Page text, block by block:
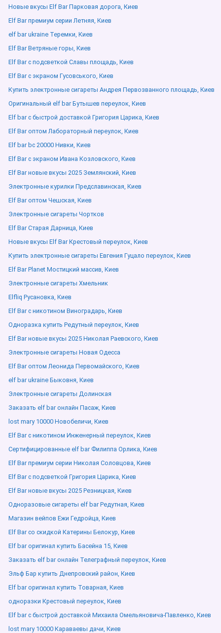
Новые вкусы Elf Bar Парковая дорога, Киев
Elf Bar премиум серии Летняя, Киев
elf bar ukraine Теремки, Киев
Elf Bar Ветряные горы, Киев
Elf Bar с подсветкой Славы площадь, Киев
Elf Bar с экраном Гусовського, Киев
Купить электронные сигареты Андрея Первозванного площадь, Киев
Оригинальный elf bar Бутышев переулок, Киев
Elf bar с быстрой доставкой Григория Царика, Киев
Elf Bar оптом Лабораторный переулок, Киев
Elf bar bc 20000 Нивки, Киев
Elf Bar с экраном Ивана Козловского, Киев
Elf Bar новые вкусы 2025 Землянский, Киев
Электронные курилки Предславинская, Киев
Elf Bar оптом Чешская, Киев
Электронные сигареты Чортков
Elf Bar Старая Дарница, Киев
Новые вкусы Elf Bar Крестовый переулок, Киев
Купить электронные сигареты Евгения Гуцало переулок, Киев
Elf Bar Planet Мостицкий массив, Киев
Электронные сигареты Хмельник
Elfliq Русановка, Киев
Elf Bar с никотином Виноградарь, Киев
Одноразка купить Редутный переулок, Киев
Elf Bar новые вкусы 2025 Николая Раевского, Киев
Электронные сигареты Новая Одесса
Elf Bar оптом Леонида Первомайского, Киев
elf bar ukraine Быковня, Киев
Электронные сигареты Долинская
Заказать elf bar онлайн Пасаж, Киев
lost mary 10000 Новобеличи, Киев
Elf Bar с никотином Инженерный переулок, Киев
Сертифицированные elf bar Филиппа Орлика, Киев
Elf Bar премиум серии Николая Соловцова, Киев
Elf Bar с подсветкой Григория Царика, Киев
Elf Bar новые вкусы 2025 Резницкая, Киев
Одноразовые сигареты elf bar Редутная, Киев
Магазин вейпов Ежи Гедройца, Киев
Elf Bar со скидкой Катерины Белокур, Киев
Elf bar оригинал купить Басейна 15, Киев
Заказать elf bar онлайн Телеграфный переулок, Киев
Эльф Бар купить Днепровский район, Киев
Elf bar оригинал купить Товарная, Киев
одноразки Крестовый переулок, Киев
Elf bar с быстрой доставкой Михаила Омельяновича-Павленко, Киев
lost mary 10000 Караваевы дачи, Киев